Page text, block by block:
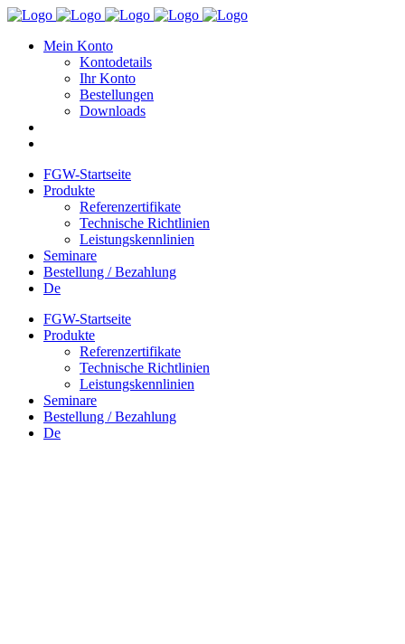
Mein Konto
Kontodetails
Ihr Konto
Bestellungen
Downloads
FGW-Startseite
Produkte
Referenzertifikate
Technische Richtlinien
Leistungskennlinien
Seminare
Bestellung / Bezahlung
De
FGW-Startseite
Produkte
Referenzertifikate
Technische Richtlinien
Leistungskennlinien
Seminare
Bestellung / Bezahlung
De